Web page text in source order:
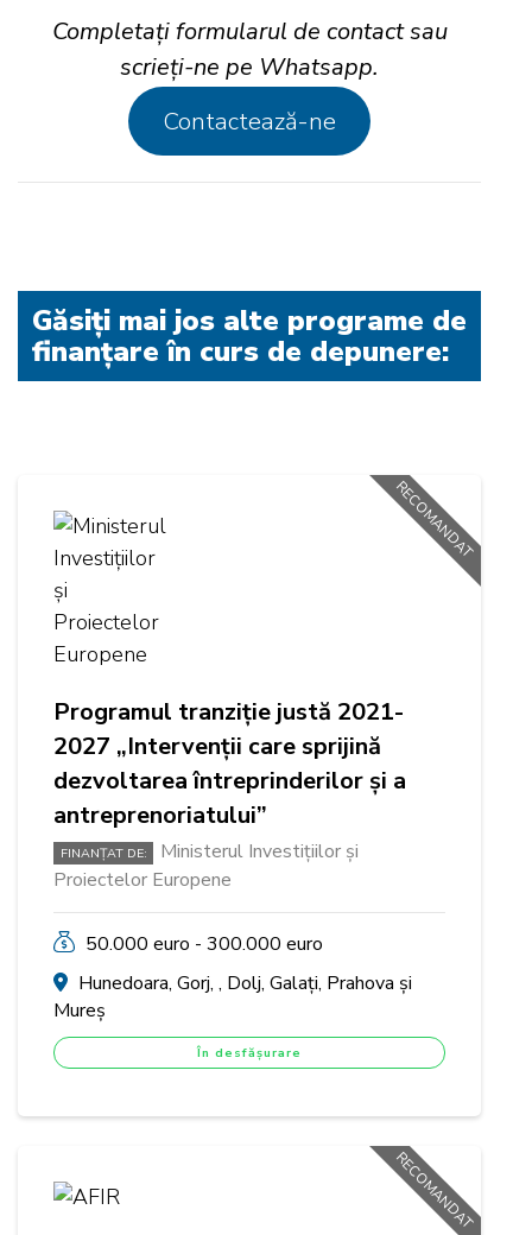
Completați formularul de contact sau
scrieți-ne pe Whatsapp.
Contactează-ne
Găsiți mai jos alte programe de
finanțare în curs de depunere:
Programul tranziție justă 2021-
2027 „Intervenții care sprijină
dezvoltarea întreprinderilor și a
antreprenoriatului”
FINANȚAT DE:
Ministerul Investițiilor și
Proiectelor Europene
50.000 euro - 300.000 euro
Hunedoara, Gorj, , Dolj, Galați, Prahova și
Mureș
În desfășurare
RECOMANDAT
RECOMANDAT